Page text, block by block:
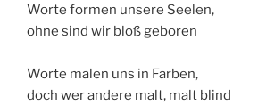
Worte formen unsere Seelen,
ohne sind wir bloß geboren
Worte malen uns in Farben,
doch wer andere malt, malt blind